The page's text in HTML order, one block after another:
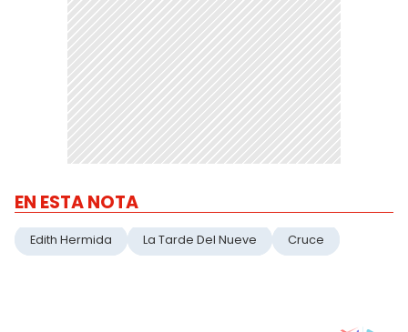
EN ESTA NOTA
Edith Hermida La Tarde Del Nueve Cruce